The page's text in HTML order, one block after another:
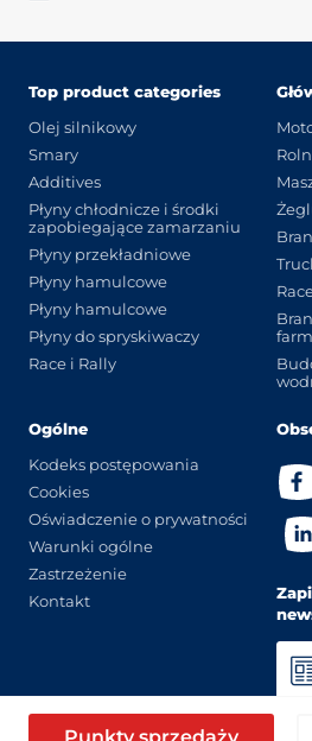
Top product categories
Olej silnikowy
Smary
Additives
Płyny chłodnicze i środki
zapobiegające zamarzaniu
Płyny przekładniowe
Płyny hamulcowe
Płyny hamulcowe
Płyny do spryskiwaczy
Race i Rally
Ogólne
Kodeks postępowania
Cookies
Oświadczenie o prywatności
Warunki ogólne
Zastrzeżenie
Kontakt
© Eurol 2026